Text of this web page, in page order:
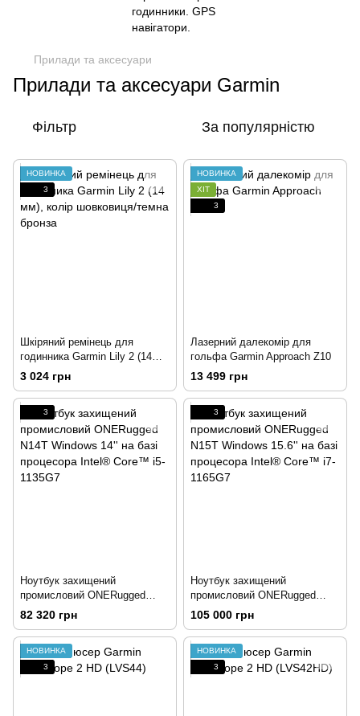
Прилади та аксесуари
Прилади та аксесуари Garmin
Фільтр За популярністю
НОВИНКА
3
Шкіряний ремінець для
годинника Garmin Lily 2 (14
мм), колір шовковиця/темна
3 024 грн
НОВИНКА
ХІТ
3
Лазерний далекомір для
гольфа Garmin Approach Z10
13 499 грн
3
Ноутбук захищений
промисловий ONERugged
N14T Windows 14'' на базі
процесора Intel® Core™ i5-
1135G7
82 320 грн
3
Ноутбук захищений
промисловий ONERugged
N15T Windows 15.6'' на базі
процесора Intel® Core™ i7-
1165G7
105 000 грн
НОВИНКА
3
НОВИНКА
3